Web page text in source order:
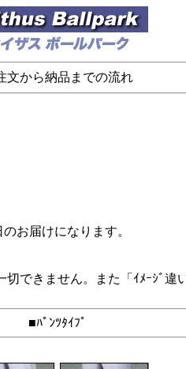
文から納品までの流れ
お届けになります。
できません。また「ｲﾒｰｼﾞ
■ﾊﾟﾝﾂﾀｲﾌﾟ